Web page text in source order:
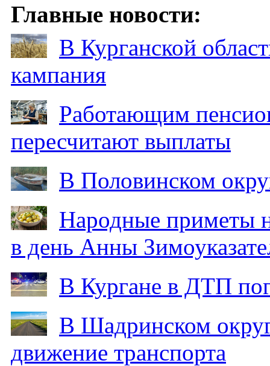
Главные новости:
В Курганской
кампания
Работающим
пересчитают выплаты
В Половинском
Народные приметы
в день Анны
В Кургане в ДТП
В Шадринском
движение транспорта